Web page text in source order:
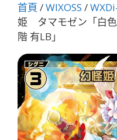
首頁 /WIXOSS /
姫 タマモゼン「白色
階 有LB」